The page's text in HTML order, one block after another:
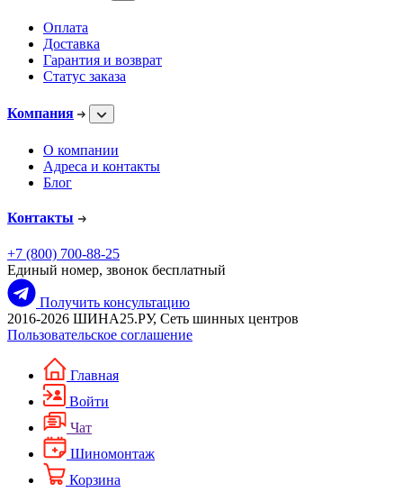
Оплата
Доставка
Гарантия и возврат
Статус заказа
Компания
О компании
Адреса и контакты
Блог
Контакты
+7 (800) 700-88-25
Единый номер, звонок бесплатный
Получить консультацию
2016-2026 ШИНА25.РУ, Сеть шинных центров
Пользовательское соглашение
Главная
Войти
Чат
Шиномонтаж
Корзина